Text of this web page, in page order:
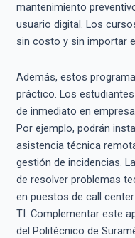
mantenimiento
usuario digital. Los
sin costo y sin importar
Además, estos
práctico. Los
de inmediato en
Por ejemplo, podrán
asistencia técnica
gestión de incidencias.
de resolver problemas
en puestos de call
TI. Complementar este
del Politécnico de